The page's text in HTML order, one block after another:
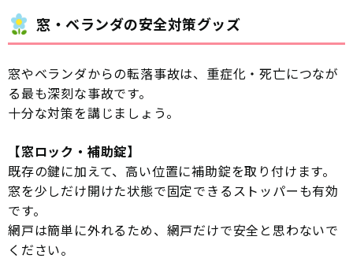
窓・ベランダの安全対策グッズ
窓やベランダからの転落事故は、重症化・死亡につなが
る最も深刻な事故です。
十分な対策を講じましょう。
【窓ロック・補助錠】
既存の鍵に加えて、高い位置に補助錠を取り付けます。
窓を少しだけ開けた状態で固定できるストッパーも有効
です。
網戸は簡単に外れるため、網戸だけで安全と思わないで
ください。